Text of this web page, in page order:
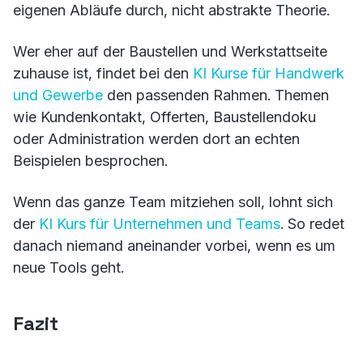
eigenen Abläufe durch, nicht abstrakte Theorie.
Wer eher auf der Baustellen und Werkstattseite
zuhause ist, findet bei den KI Kurse für Handwerk
und Gewerbe den passenden Rahmen. Themen
wie Kundenkontakt, Offerten, Baustellendoku
oder Administration werden dort an echten
Beispielen besprochen.
Wenn das ganze Team mitziehen soll, lohnt sich
der KI Kurs für Unternehmen und Teams. So redet
danach niemand aneinander vorbei, wenn es um
neue Tools geht.
Fazit